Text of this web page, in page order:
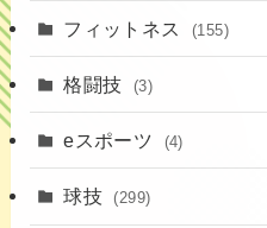
(6)
フィットネス (155)
(16)
格闘技 (3)
(3)
eスポーツ (4)
球技 (299)